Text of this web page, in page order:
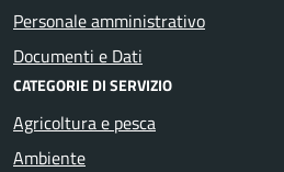
Personale amministrativo
Documenti e Dati
CATEGORIE DI SERVIZIO
Agricoltura e pesca
Ambiente